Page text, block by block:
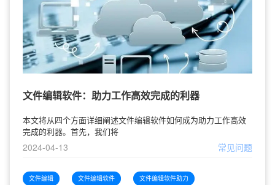
文件编辑软件：助力工作高效完成的利器
本文将从四个方面详细阐述文件编辑软件如何成为助力工作高效
完成的利器。首先，我们将
2024-04-13 常见问题
文件编辑 文件编辑软件 文件编辑软件助力